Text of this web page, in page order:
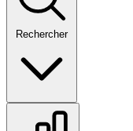
Rechercher